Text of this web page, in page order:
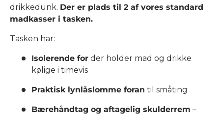
drikkedunk. Der er plads til 2 af vores standard
madkasser i tasken.
Tasken har:
Isolerende for der holder mad og drikke
kølige i timevis
Praktisk lynlåslomme foran til småting
Bærehåndtag og aftagelig skulderrem –